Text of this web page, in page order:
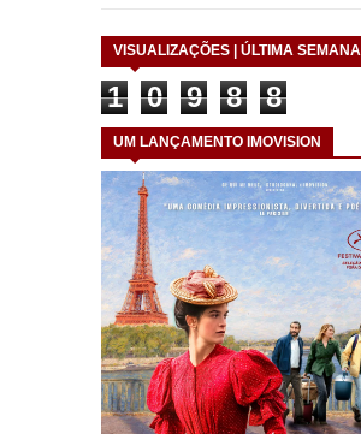
VISUALIZAÇÕES | ÚLTIMA SEMANA
1 0 9 8 8
UM LANÇAMENTO IMOVISION